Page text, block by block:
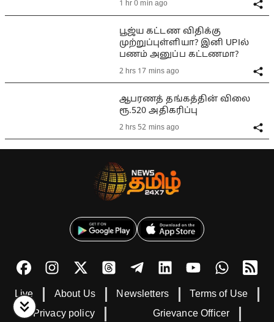
1 hr 0 min ago
பூஜ்ய கட்டண விதிக்கு
முற்றுப்புள்ளியா? இனி UPIல்
பணம் அனுப்ப கட்டணமா?
2 hrs 17 mins ago
ஆபரணத் தங்கத்தின் விலை
ரூ.520 அதிகரிப்பு
2 hrs 52 mins ago
Live About Us Newsletters
Terms of Use
Privacy policy
Grievance Officer